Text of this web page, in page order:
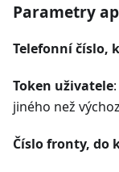
Parametry
Telefonní číslo,
Token uživatele
jiného než
Číslo fronty, do